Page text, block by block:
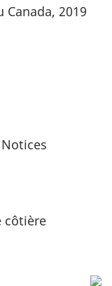
2019
côtière